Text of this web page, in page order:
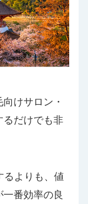
けサロン・
るだけでも非
るよりも、値
番効率の良